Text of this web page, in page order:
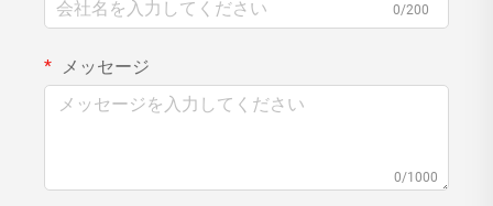
0/200
メッセージ
0/1000